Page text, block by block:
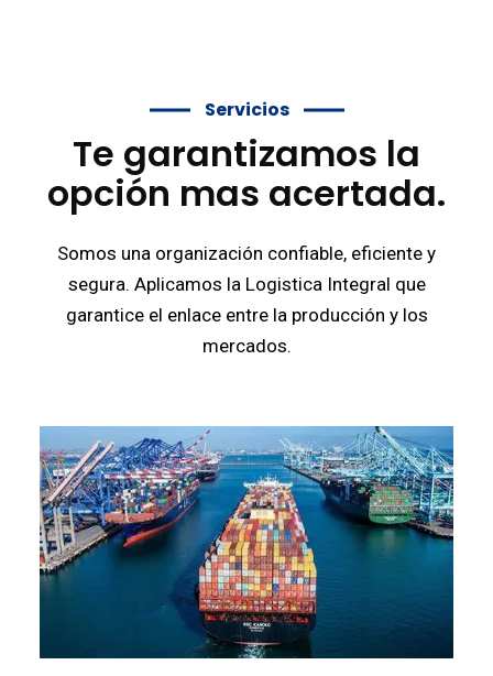
Servicios
Te garantizamos la
opción mas acertada.
Somos una organización confiable, eficiente y
segura. Aplicamos la Logistica Integral que
garantice el enlace entre la producción y los
mercados.